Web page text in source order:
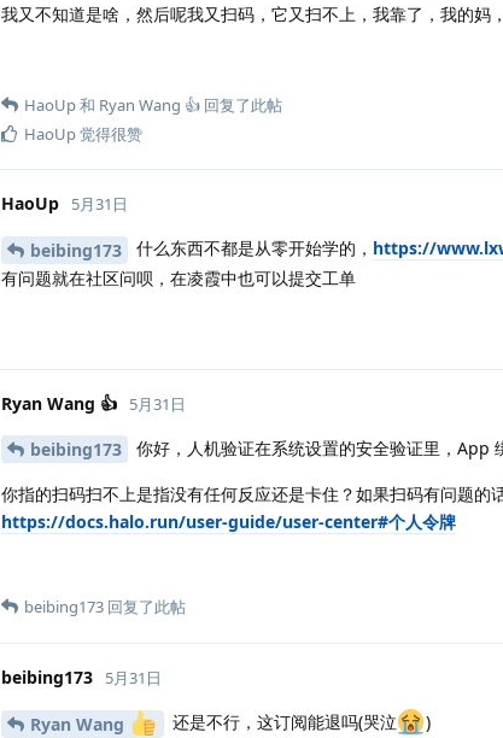
我又不知道是啥，然后呢我又扫码，它又扫不上，我靠了，我的妈
HaoUp和 Ryan Wang 👍 回复了此帖
HaoUp觉得很赞
HaoUp 5月31日
beibing173 什么东西不都是从零开始学的， https://
有问题就在社区问呗，在凌霞中也可以提交工单
Ryan Wang 👍 5月31日
beibing173 你好，人机验证在系统设置的安全验证里，App
你指的扫码扫不上是指没有任何反应还是卡住？如果扫码有问题的
https://docs.halo.run/user-guide/user-center#个人令牌
beibing173 回复了此帖
beibing173 5月31日
Ryan Wang 还是不行，这订阅能退吗(哭泣 )